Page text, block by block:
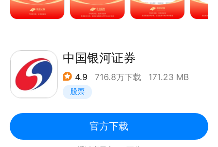
中国银河证券
4.9 716.8万下载 171.23 MB
股票
官方下载